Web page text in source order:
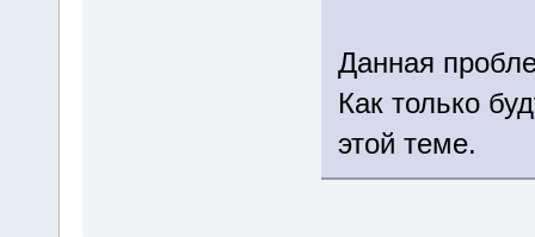
Данная
Как только
этой теме.